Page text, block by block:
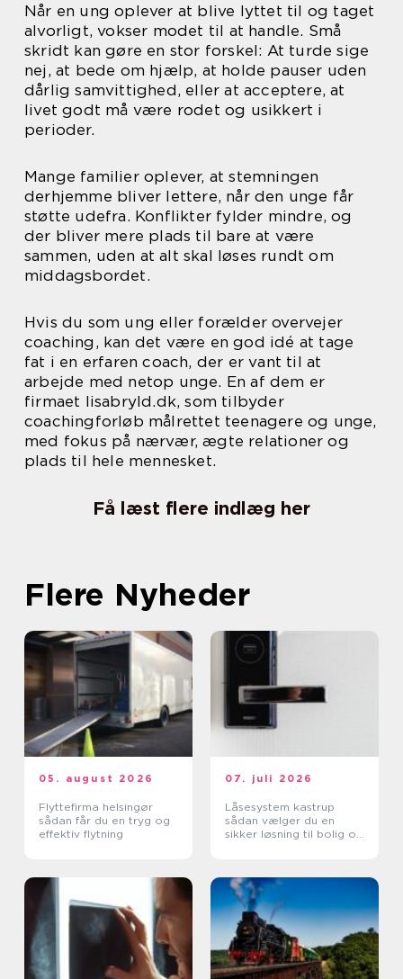
Når en ung oplever at blive lyttet til og taget
alvorligt, vokser modet til at handle. Små
skridt kan gøre en stor forskel: At turde sige
nej, at bede om hjælp, at holde pauser uden
dårlig samvittighed, eller at acceptere, at
livet godt må være rodet og usikkert i
perioder.
Mange familier oplever, at stemningen
derhjemme bliver lettere, når den unge får
støtte udefra. Konflikter fylder mindre, og
der bliver mere plads til bare at være
sammen, uden at alt skal løses rundt om
middagsbordet.
Hvis du som ung eller forælder overvejer
coaching, kan det være en god idé at tage
fat i en erfaren coach, der er vant til at
arbejde med netop unge. En af dem er
firmaet lisabryld.dk, som tilbyder
coachingforløb målrettet teenagere og unge,
med fokus på nærvær, ægte relationer og
plads til hele mennesket.
Få læst flere indlæg her
Flere Nyheder
05. august 2026
Flyttefirma helsingør
sådan får du en tryg og
effektiv flytning
07. juli 2026
Låsesystem kastrup
sådan vælger du en
sikker løsning til bolig og